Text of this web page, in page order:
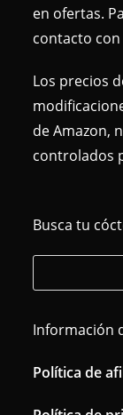
en ofertas.
contacto
Los precios
de Amazon,
controlados
Busca tu
Información
Política de